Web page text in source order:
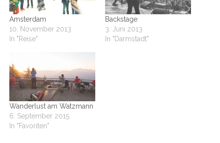
Amsterdam
10. November 2013
In "Reise"
Backstage
3. Juni 2013
In "Darmstadt"
Wanderlust am Watzmann
6. September 2015
In "Favoriten"